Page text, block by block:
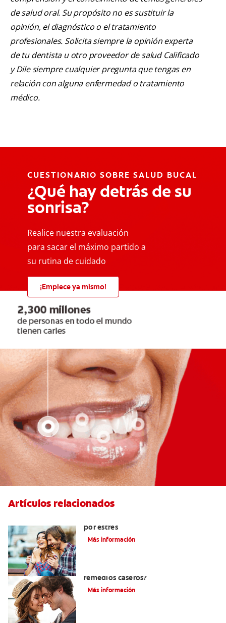
de salud oral. Su propósito no es sustituir la
opinión, el diagnóstico o el tratamiento
profesionales. Solicita siempre la opinión experta
de tu dentista u otro proveedor de salud Calificado
y Dile siempre cualquier pregunta que tengas en
relación con alguna enfermedad o tratamiento
médico.
CUESTIONARIO SOBRE SALUD BUCAL
¿Qué hay detrás de su
sonrisa?
Realice nuestra evaluación
para sacar el máximo partido a
su rutina de cuidado
¡Empiece ya mismo!
Artículos relacionados
por estrés
Más información
remedios caseros?
Más información